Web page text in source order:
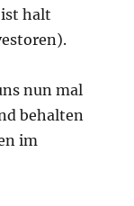
halt
nun mal
behalten
im